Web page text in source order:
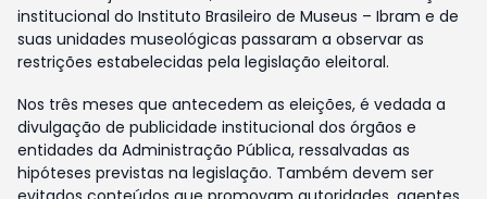
institucional do Instituto Brasileiro de Museus – Ibram e de
suas unidades museológicas passaram a observar as
restrições estabelecidas pela legislação eleitoral.
Nos três meses que antecedem as eleições, é vedada a
divulgação de publicidade institucional dos órgãos e
entidades da Administração Pública, ressalvadas as
hipóteses previstas na legislação. Também devem ser